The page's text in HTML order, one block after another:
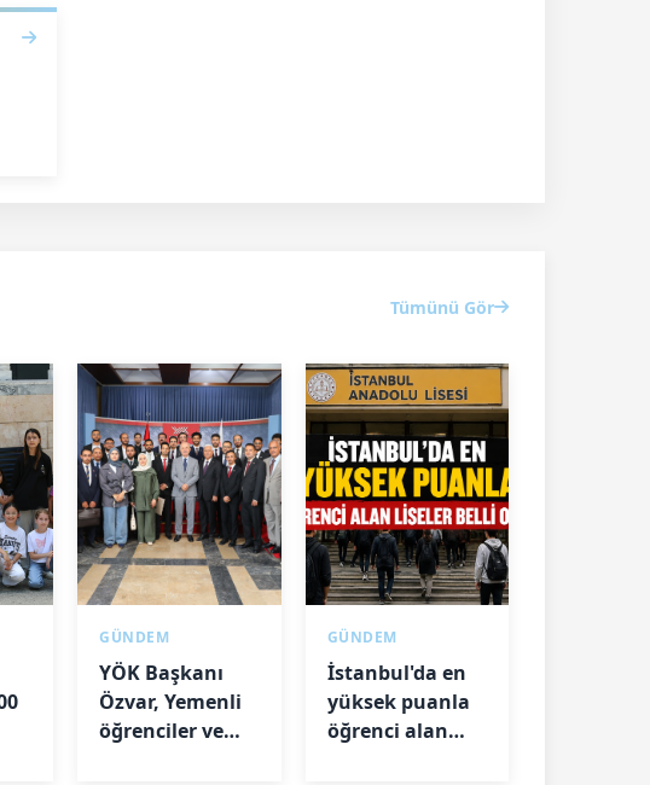
Tümünü Gör
GÜNDEM
YÖK Başkanı
Özvar, Yemenli
öğrenciler ve
GÜNDEM
İstanbul'da en
yüksek puanla
öğrenci alan